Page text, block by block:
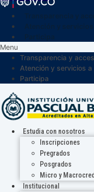
Menu
Transparencia y
Atención y servicios a
Participa
Estudia con nosotros
Inscripciones
Pregrados
Posgrados
Micro y
Institucional